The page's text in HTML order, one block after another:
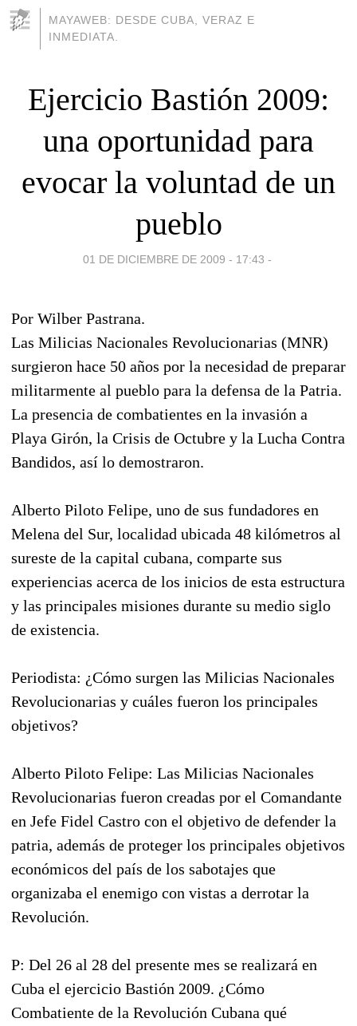
MAYAWEB: DESDE CUBA, VERAZ E
INMEDIATA.
Ejercicio Bastión 2009:
una oportunidad para
evocar la voluntad de un
pueblo
01 DE DICIEMBRE DE 2009 - 17:43 -
Por Wilber Pastrana.
Las Milicias Nacionales Revolucionarias (MNR)
surgieron hace 50 años por la necesidad de preparar
militarmente al pueblo para la defensa de la Patria.
La presencia de combatientes en la invasión a
Playa Girón, la Crisis de Octubre y la Lucha Contra
Bandidos, así lo demostraron.
Alberto Piloto Felipe, uno de sus fundadores en
Melena del Sur, localidad ubicada 48 kilómetros al
sureste de la capital cubana, comparte sus
experiencias acerca de los inicios de esta estructura
y las principales misiones durante su medio siglo
de existencia.
Periodista: ¿Cómo surgen las Milicias Nacionales
Revolucionarias y cuáles fueron los principales
objetivos?
Alberto Piloto Felipe: Las Milicias Nacionales
Revolucionarias fueron creadas por el Comandante
en Jefe Fidel Castro con el objetivo de defender la
patria, además de proteger los principales objetivos
económicos del país de los sabotajes que
organizaba el enemigo con vistas a derrotar la
Revolución.
P: Del 26 al 28 del presente mes se realizará en
Cuba el ejercicio Bastión 2009. ¿Cómo
Combatiente de la Revolución Cubana qué